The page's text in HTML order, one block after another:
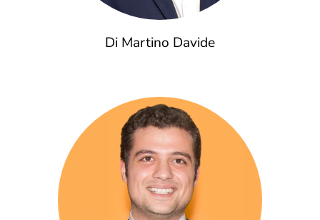
Di Martino Davide